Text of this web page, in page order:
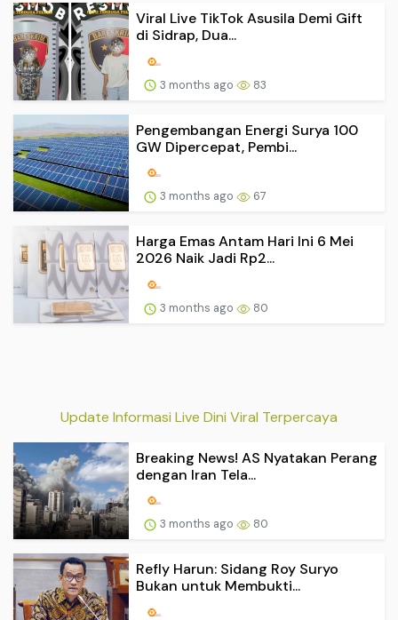
Viral Live TikTok Asusila Demi Gift
di Sidrap, Dua...
3 months ago 83
Pengembangan Energi Surya 100
GW Dipercepat, Pembi...
3 months ago 67
Harga Emas Antam Hari Ini 6 Mei
2026 Naik Jadi Rp2...
3 months ago 80
Update Informasi Live Dini Viral Terpercaya
Breaking News! AS Nyatakan Perang
dengan Iran Tela...
3 months ago 80
Refly Harun: Sidang Roy Suryo
Bukan untuk Membukti...